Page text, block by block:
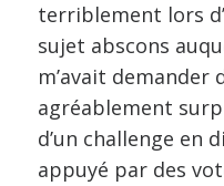
terriblement lors
sujet abscons
m’avait demander
agréablement
d’un challenge en
appuyé par des